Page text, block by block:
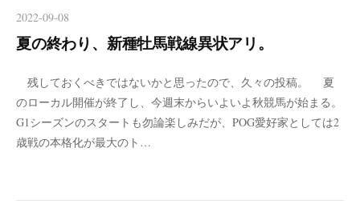
2022-09-08
夏の終わり、新種牡馬戦線異状アリ。
残しておくべきではないかと思ったので、久々の投稿。 夏
のローカル開催が終了し、今週末からいよいよ秋競馬が始まる。
G1シーズンのスタートも勿論楽しみだが、POG愛好家としては2
歳戦の本格化が最大のト…